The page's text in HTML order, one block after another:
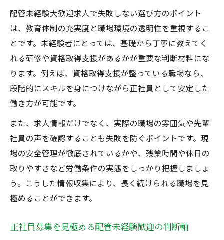
配管未経験大歓迎求人で失敗しない選び方のポイント
は、教育体制の充実度と職場環境の透明性を重視するこ
とです。未経験者にとっては、基礎から丁寧に教えてく
れる研修や資格取得支援があるかが重要な判断材料にな
ります。例えば、資格取得支援が整っている職場なら、
段階的にスキルを身につけながら正社員として安定した
働き方が可能です。
また、求人情報だけでなく、実際の職場の雰囲気や先輩
社員の声を確認することも失敗を防ぐポイントです。現
場の安全管理が徹底されているかや、残業時間や休日の
取りやすさなど労働条件の実態をしっかり把握しましょ
う。こうした情報収集により、長く続けられる職場を見
極めることができます。
正社員募集を見極める配管未経験歓迎の判断軸